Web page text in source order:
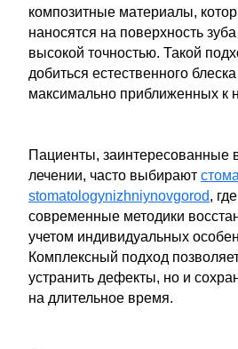
композитные материалы,
наносятся на поверхность
высокой точностью. Такой
добиться естественного
максимально приближенных к
Пациенты, заинтересованные
лечении, часто выбирают
stomatologynizhniynovgorod,
современные методики
учетом индивидуальных
Комплексный подход
устранить дефекты, но и
на длительное время.